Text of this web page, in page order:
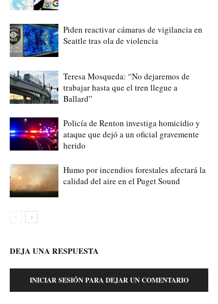
Piden reactivar cámaras de vigilancia en
Seattle tras ola de violencia
Teresa Mosqueda: “No dejaremos de
trabajar hasta que el tren llegue a
Ballard”
Policía de Renton investiga homicidio y
ataque que dejó a un oficial gravemente
herido
Humo por incendios forestales afectará la
calidad del aire en el Puget Sound
DEJA UNA RESPUESTA
INICIAR SESIÓN PARA DEJAR UN COMENTARIO